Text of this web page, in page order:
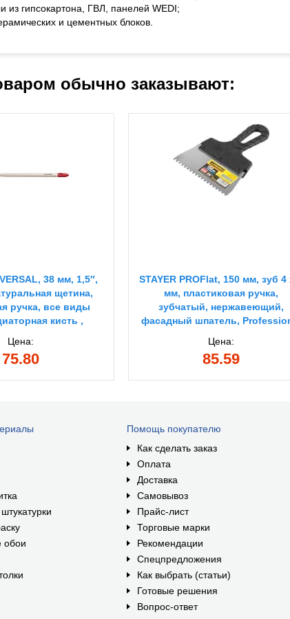
из гипсокартона, ГВЛ, панелей WEDI;
и цементных блоков.
обычно заказывают:
38 мм, 1,5″,
щетина,
ручка, все виды
кисть ,
Цена:
75.80
STAYER PROFlat, 150 мм, зуб 4
мм, пластиковая ручка,
зубчатый, нержавеющий,
фасадный шпатель,
Цена:
85.59
обои
Помощь покупателю
Как сделать заказ
Оплата
Доставка
Самовывоз
Прайс-лист
Торговые марки
Рекомендации
Спецпредложения
Как выбрать (статьи)
Готовые решения
Вопрос-ответ